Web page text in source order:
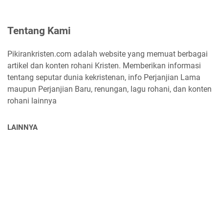
Tentang Kami
Pikirankristen.com adalah website yang memuat berbagai
artikel dan konten rohani Kristen. Memberikan informasi
tentang seputar dunia kekristenan, info Perjanjian Lama
maupun Perjanjian Baru, renungan, lagu rohani, dan konten
rohani lainnya
LAINNYA